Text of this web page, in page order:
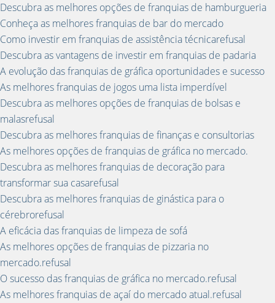
Descubra as melhores opções de franquias de hamburgueria
Conheça as melhores franquias de bar do mercado
Como investir em franquias de assistência técnicarefusal
Descubra as vantagens de investir em franquias de padaria
A evolução das franquias de gráfica oportunidades e sucesso
As melhores franquias de jogos uma lista imperdível
Descubra as melhores opções de franquias de bolsas e
malasrefusal
Descubra as melhores franquias de finanças e consultorias
As melhores opções de franquias de gráfica no mercado.
Descubra as melhores franquias de decoração para
transformar sua casarefusal
Descubra as melhores franquias de ginástica para o
cérebrorefusal
A eficácia das franquias de limpeza de sofá
As melhores opções de franquias de pizzaria no
mercado.refusal
O sucesso das franquias de gráfica no mercado.refusal
As melhores franquias de açaí do mercado atual.refusal